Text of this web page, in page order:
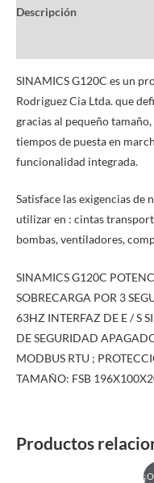
Descripción
SINAMICS G120C es un
Rodriguez Cia Ltda. que
gracias al pequeño
tiempos de puesta en
funcionalidad integrada.
Satisface las exigencias de
utilizar en : cintas
bombas, ventiladores,
SINAMICS G120C
SOBRECARGA POR 3
63HZ INTERFAZ DE E / S
DE SEGURIDAD
MODBUS RTU ;
TAMAÑO: FSB
Productos